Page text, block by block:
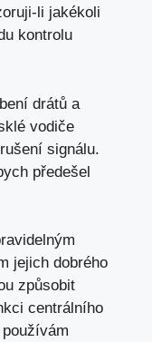
li jakékoli
kontrolu
drátů a
vodiče
signálu.
předešel
jejich dobrého
způsobit
centrálního